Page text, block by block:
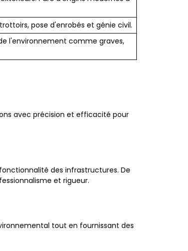
pose d'enrobés et génie civil.
l'environnement comme graves,
avec précision et efficacité pour
des infrastructures. De
et rigueur.
tout en fournissant des